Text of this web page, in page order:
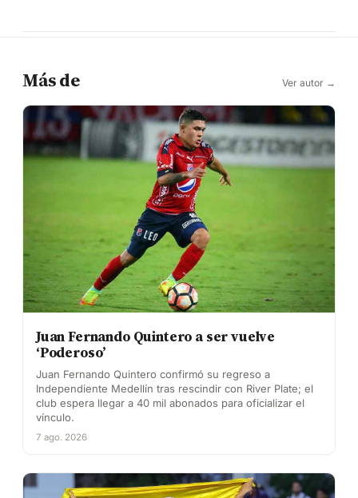
Más de Ver autor →
Juan Fernando Quintero a ser vuelve
‘Poderoso’
Juan Fernando Quintero confirmó su regreso a
Independiente Medellín tras rescindir con River Plate; el
club espera llegar a 40 mil abonados para oficializar el
vínculo.
7 ago. 2026